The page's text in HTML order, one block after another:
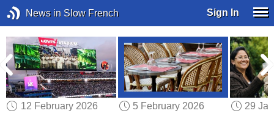
News in Slow French Sign In
12 February 2026
5 February 2026
29